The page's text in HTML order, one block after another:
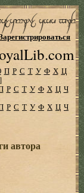
П Р С Т У Ф Х Ц
Р С Т У Ф Х Ц Ч
Р С Т У Ф Х Ц Ч
автора